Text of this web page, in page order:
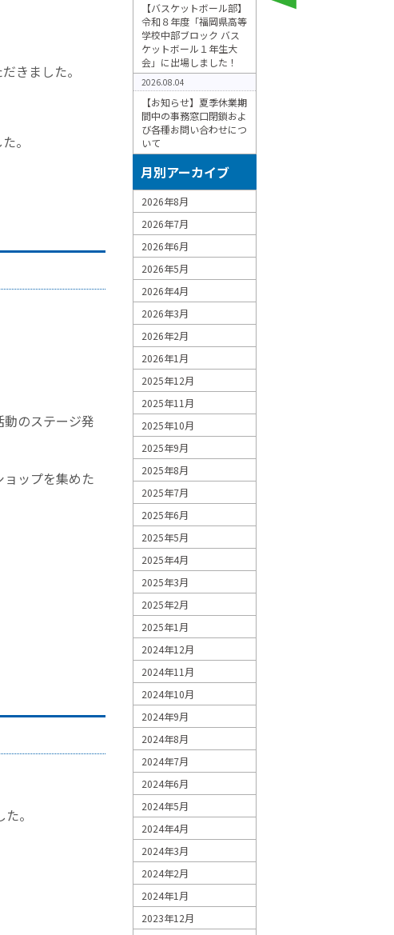
きました。
。
のステージ発
ップを集めた
。
【バスケットボール部】
令和８年度「福岡県高等
学校中部ブロック バス
ケットボール１年生大
会」に出場しました！
2026.08.04
【お知らせ】夏季休業期
間中の事務窓口閉鎖およ
び各種お問い合わせにつ
いて
月別アーカイブ
2026年8月
2026年7月
2026年6月
2026年5月
2026年4月
2026年3月
2026年2月
2026年1月
2025年12月
2025年11月
2025年10月
2025年9月
2025年8月
2025年7月
2025年6月
2025年5月
2025年4月
2025年3月
2025年2月
2025年1月
2024年12月
2024年11月
2024年10月
2024年9月
2024年8月
2024年7月
2024年6月
2024年5月
2024年4月
2024年3月
2024年2月
2024年1月
2023年12月